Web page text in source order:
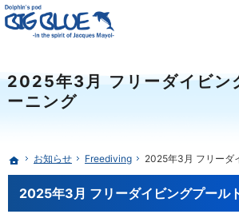
2025年3月 フリーダイビン
ーニング
東京でスクーバダイビング・フリーダイビング・スキンダ
初心者向けコースも充実！フリー・スキンダイビングはBIG
ホーム
お知らせ Freediving 2025年3月 フリーダ
2025年3月 フリーダイビングプール